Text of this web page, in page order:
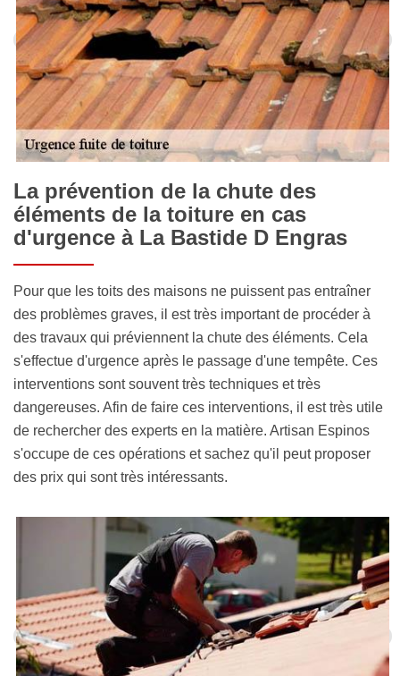
La prévention de la chute des
éléments de la toiture en cas
d'urgence à La Bastide D Engras
Pour que les toits des maisons ne puissent pas entraîner
des problèmes graves, il est très important de procéder à
des travaux qui préviennent la chute des éléments. Cela
s'effectue d'urgence après le passage d'une tempête. Ces
interventions sont souvent très techniques et très
dangereuses. Afin de faire ces interventions, il est très utile
de rechercher des experts en la matière. Artisan Espinos
s'occupe de ces opérations et sachez qu'il peut proposer
des prix qui sont très intéressants.